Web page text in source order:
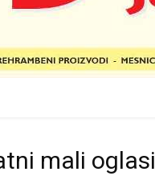
mali oglasi